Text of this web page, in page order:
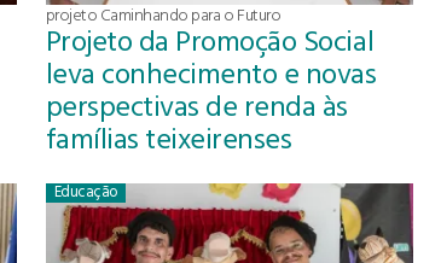
projeto Caminhando para o Futuro
Projeto da Promoção Social
leva conhecimento e novas
perspectivas de renda às
famílias teixeirenses
Educação